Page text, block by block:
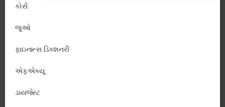
કોર્સ
જુઓ
ફાઇનાન્સ ડિક્શનરી
એફએક્યૂ
ડાયજેસ્ટ